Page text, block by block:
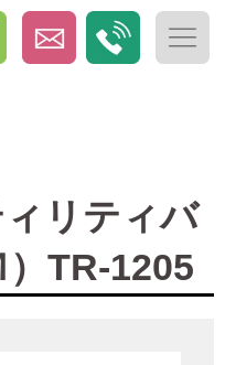
リティバ
TR-1205